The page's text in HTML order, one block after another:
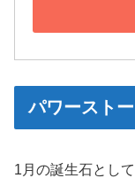
パワースト
1月の誕生石として